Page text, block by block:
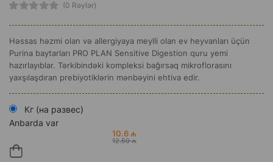
(0 Rəylər)
Həssas həzmi olan və allergiyaya meylli olan ev heyvanları üçün
Purina baytarları PRO PLAN Sensitive Digestion quru yemi
hazırlayıblar. Tərkibindəki kompleksi bağırsaq mikroflorasını
yaxşılaşdıran prebiyotiklərin mənbəyini ehtiva edir.
Кг (на развес)
Anbarda var
10.6 ₼
12.50 ₼